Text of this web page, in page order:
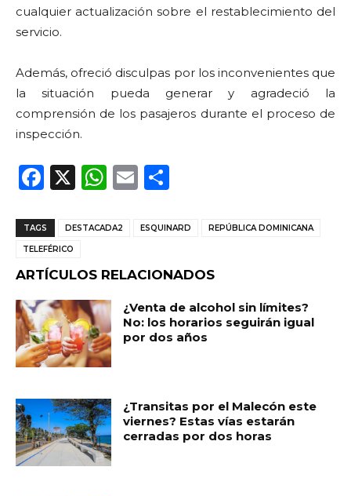
cualquier actualización sobre el restablecimiento del
servicio.
Además, ofreció disculpas por los inconvenientes que
la situación pueda generar y agradeció la
comprensión de los pasajeros durante el proceso de
inspección.
F
c
e
b
o
o
k
X
W
a
A
p
p
E
ai m
ar
ti
r
TAGS DESTACADA2 ESQUINARD REPÚBLICA DOMINICANA
TELEFÉRICO
ARTÍCULOS RELACIONADOS
¿Venta de alcohol sin límites?
No: los horarios seguirán igual
por dos años
¿Transitas por el Malecón este
viernes? Estas vías estarán
cerradas por dos horas